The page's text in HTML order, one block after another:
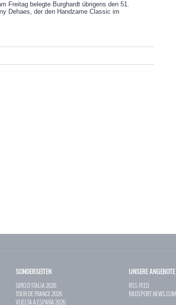
Freitag belegte Burghardt übrigens den 51.
Dehaes, der den Handzame Classic im
SONDERSEITEN
GIRO D`ITALIA 2026
TOUR DE FRANCE 2026
VUELTA A ESPAÑA 2026
UNSERE ANGEBOTE
RSS-FEED
RADSPORT-NEWS.COM